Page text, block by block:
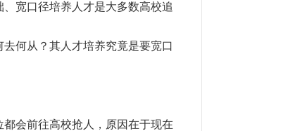
宽口径培养人才是大多数高校追
何从？其人才培养究竟是要宽口
都会前往高校抢人，原因在于现在